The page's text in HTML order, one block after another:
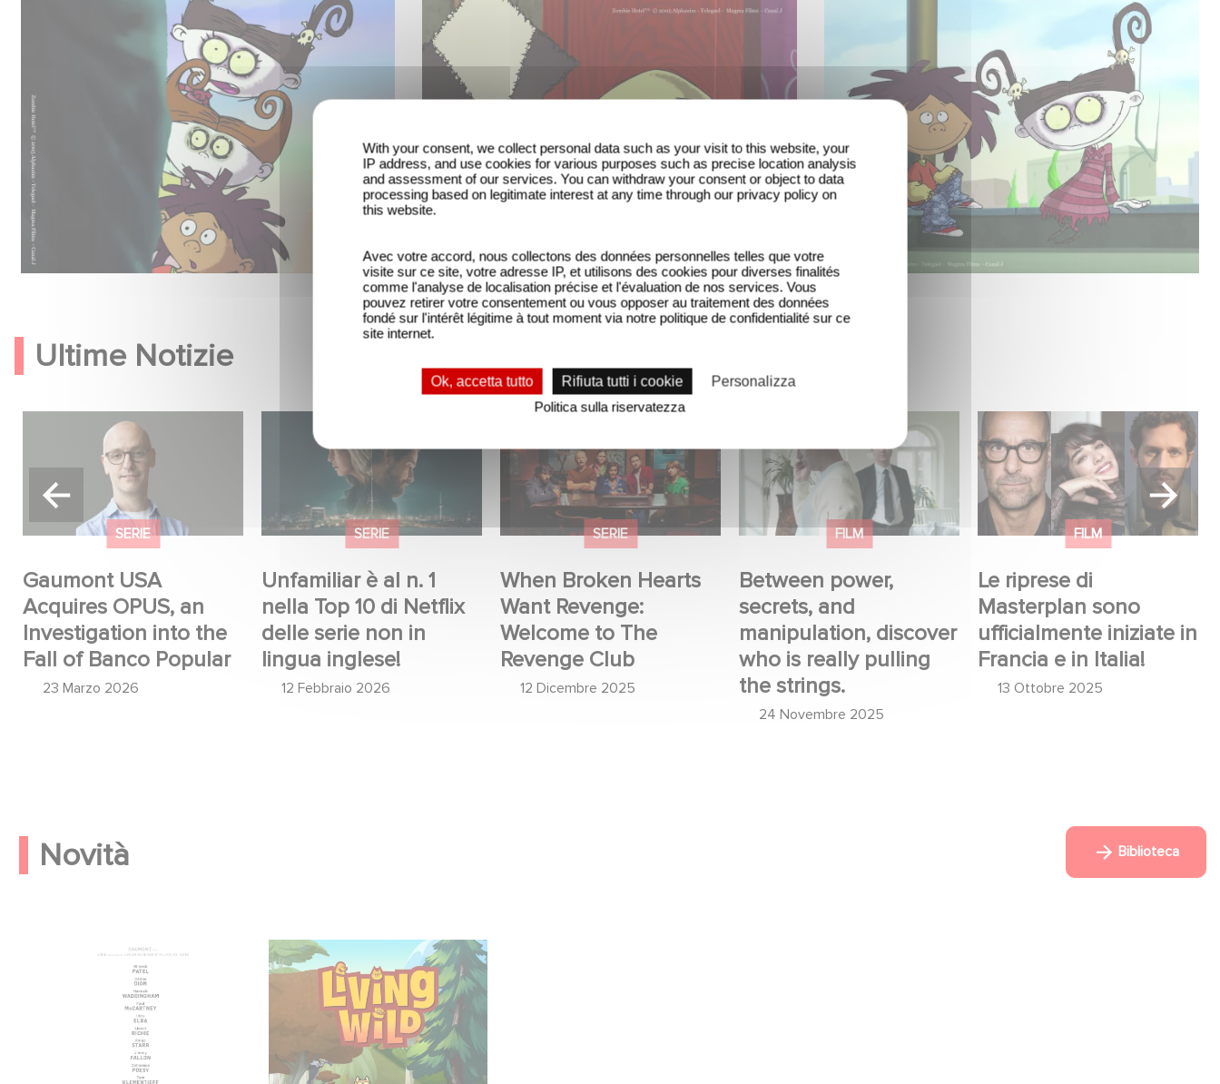
Ultime Notizie
SERIE
Gaumont USA
Acquires OPUS, an
Investigation into the
Fall of Banco Popular
23 Marzo 2026
Gaumont USA Acquires
OPUS, an Investigation into
the Fall of Banco Popular
SERIE
Unfamiliar è al n. 1
nella Top 10 di Netflix
delle serie non in
lingua inglese!
12 Febbraio 2026
10 di Netflix delle serie non
in lingua inglese!
SERIE
When Broken Hearts
Want Revenge:
Welcome to The
Revenge Club
12 Dicembre 2025
Revenge: Welcome to The
Revenge Club
FILM
Between power,
secrets, and
manipulation, discover
who is really pulling
the strings.
24 Novembre 2025
Between power, secrets,
and manipulation, discover
who is really pulling the
strings.
FILM
Le riprese di
Masterplan sono
ufficialmente iniziate in
Francia e in Italia!
13 Ottobre 2025
Le riprese di Masterplan
sono ufficialmente iniziate
in Francia e in Italia!
Novità Biblioteca
With your consent, we collect personal data such as your visit to this website, your
IP address, and use cookies for various purposes such as precise location analysis
and assessment of our services. You can withdraw your consent or object to data
processing based on legitimate interest at any time through our privacy policy on
this website.
Avec votre accord, nous collectons des données personnelles telles que votre
visite sur ce site, votre adresse IP, et utilisons des cookies pour diverses finalités
comme l'analyse de localisation précise et l'évaluation de nos services. Vous
pouvez retirer votre consentement ou vous opposer au traitement des données
fondé sur l'intérêt légitime à tout moment via notre politique de confidentialité sur ce
site internet.
Ok, accetta tutto Rifiuta tutti i cookie
Personalizza
Politica sulla riservatezza